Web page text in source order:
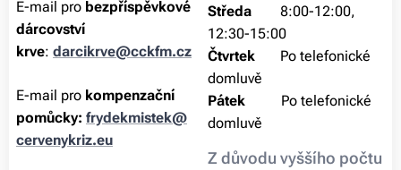
E-mail pro bezpříspěvkové
dárcovství
krve: darcikrve@cckfm.cz
E-mail pro kompenzační
pomůcky: frydekmistek@
cervenykriz.eu
Středa
8:00-12:00,
12:30-15:00
Čtvrtek
Po telefonické
domluvě
Pátek
Po telefonické
domluvě
Z důvodu vyššího počtu